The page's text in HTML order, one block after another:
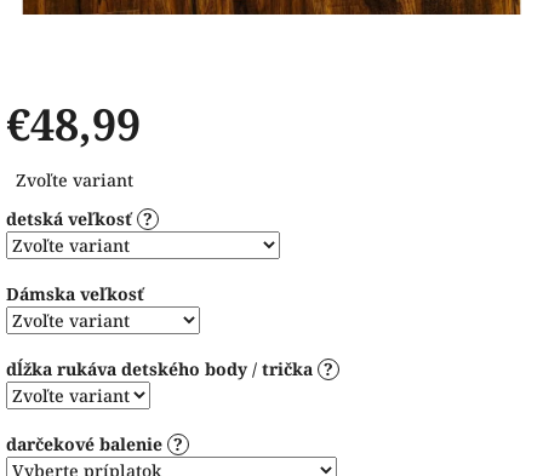
€48,99
cena:
Zvoľte variant
detská veľkosť ?
Dámska veľkosť
dĺžka rukáva detského body / trička ?
darčekové balenie ?